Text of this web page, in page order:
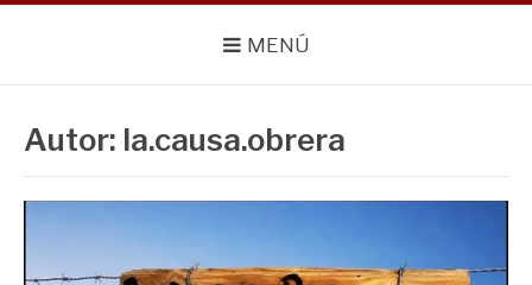
MENÚ
Autor: la.causa.obrera